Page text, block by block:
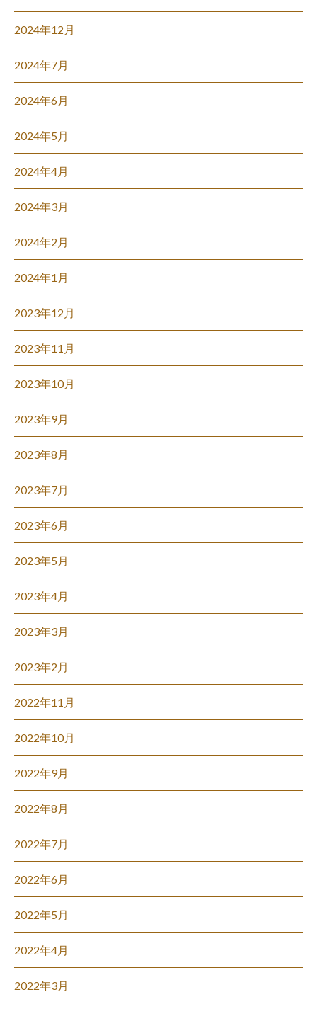
2024年12月
2024年7月
2024年6月
2024年5月
2024年4月
2024年3月
2024年2月
2024年1月
2023年12月
2023年11月
2023年10月
2023年9月
2023年8月
2023年7月
2023年6月
2023年5月
2023年4月
2023年3月
2023年2月
2022年11月
2022年10月
2022年9月
2022年8月
2022年7月
2022年6月
2022年5月
2022年4月
2022年3月